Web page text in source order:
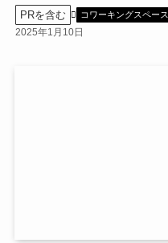
PRを含む コワーキングスペース
2025年1月10日